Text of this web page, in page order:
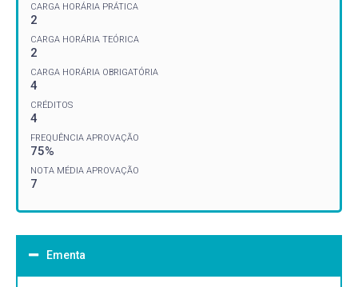
CARGA HORÁRIA PRÁTICA
2
CARGA HORÁRIA TEÓRICA
2
CARGA HORÁRIA OBRIGATÓRIA
4
CRÉDITOS
4
FREQUÊNCIA APROVAÇÃO
75%
NOTA MÉDIA APROVAÇÃO
7
Ementa